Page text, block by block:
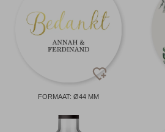
FORMAAT: Ø44 MM